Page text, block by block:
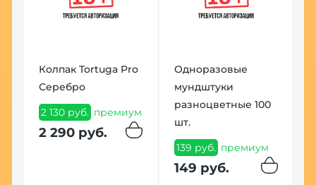
Колпак Tortuga Pro
Серебро
2 130 руб. премиум
2 290 руб.
Одноразовые
мундштуки
разноцветные 100
шт.
139 руб. премиум
149 руб.